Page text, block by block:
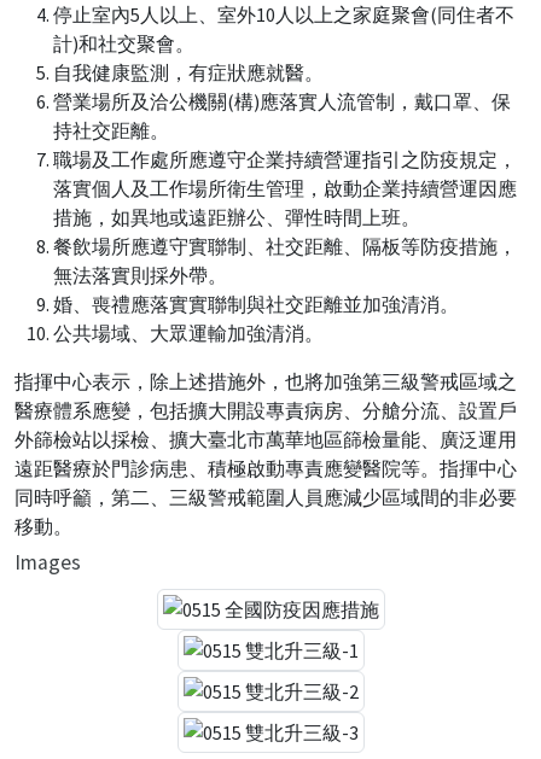
停止室內5人以上、室外10人以上之家庭聚會(同住者不
計)和社交聚會。
自我健康監測，有症狀應就醫。
營業場所及洽公機關(構)應落實人流管制，戴口罩、保
持社交距離。
職場及工作處所應遵守企業持續營運指引之防疫規定，
落實個人及工作場所衛生管理，啟動企業持續營運因應
措施，如異地或遠距辦公、彈性時間上班。
餐飲場所應遵守實聯制、社交距離、隔板等防疫措施，
無法落實則採外帶。
婚、喪禮應落實實聯制與社交距離並加強清消。
公共場域、大眾運輸加強清消。
指揮中心表示，除上述措施外，也將加強第三級警戒區域之
醫療體系應變，包括擴大開設專責病房、分艙分流、設置戶
外篩檢站以採檢、擴大臺北市萬華地區篩檢量能、廣泛運用
遠距醫療於門診病患、積極啟動專責應變醫院等。指揮中心
同時呼籲，第二、三級警戒範圍人員應減少區域間的非必要
移動。
Images